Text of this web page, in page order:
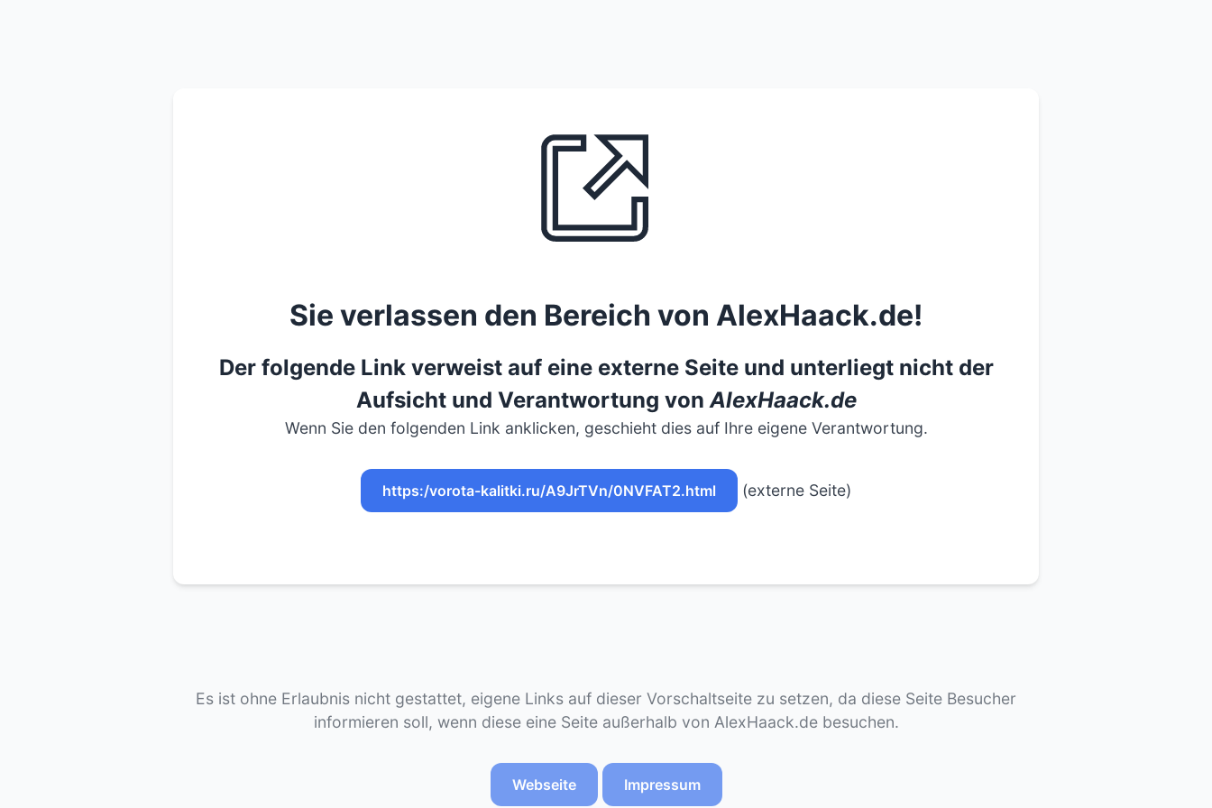
Sie verlassen den Bereich von AlexHaack.de!
Der folgende Link verweist auf eine externe Seite und unterliegt nicht der
Aufsicht und Verantwortung vonAlexHaack.de
Wenn Sie den folgenden Link anklicken, geschieht dies auf Ihre eigene Verantwortung.
https:/vorota-kalitki.ru/A9JrTVn/0NVFAT2.html (externe Seite)
Es ist ohne Erlaubnis nicht gestattet, eigene Links auf dieser Vorschaltseite zu setzen, da diese Seite Besucher
informieren soll, wenn diese eine Seite außerhalb von AlexHaack.de besuchen.
Webseite Impressum